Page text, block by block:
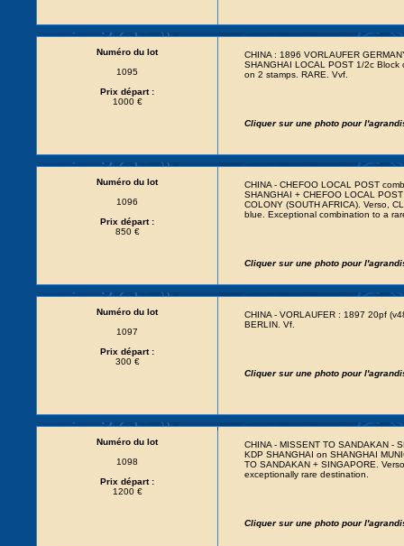
Numéro du lot
1095
Prix départ :
1000 €
CHINA : 1896 VORLAUFER
SHANGHAI LOCAL POST 1/2c
on 2 stamps. RARE. Vvf.
Cliquer sur une photo pour
Numéro du lot
1096
Prix départ :
850 €
CHINA - CHEFOO LOCAL POST
SHANGHAI + CHEFOO LOCAL
COLONY (SOUTH AFRICA). Verso,
blue. Exceptional combination to a
Cliquer sur une photo pour
Numéro du lot
1097
Prix départ :
300 €
CHINA - VORLAUFER : 1897 20pf
BERLIN. Vf.
Cliquer sur une photo pour
Numéro du lot
1098
Prix départ :
1200 €
CHINA - MISSENT TO SANDAKAN -
KDP SHANGHAI on SHANGHAI
TO SANDAKAN + SINGAPORE.
exceptionally rare destination.
Cliquer sur une photo pour